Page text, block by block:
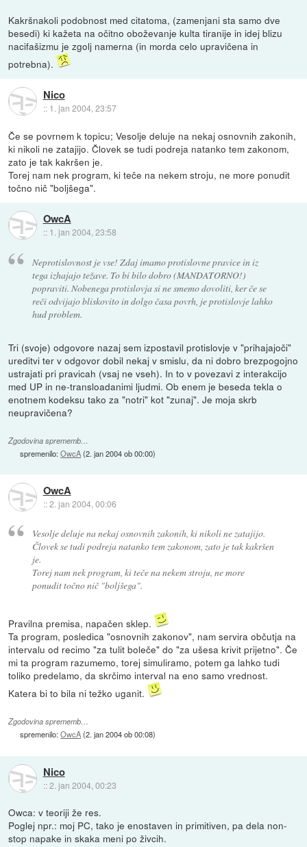
Kakršnakoli podobnost med citatoma, (zamenjani sta samo dve
besedi) ki kažeta na očitno oboževanje kulta tiranije in idej blizu
nacifašizmu je zgolj namerna (in morda celo upravičena in
potrebna).
Nico
:: 1. jan 2004, 23:57
Če se povrnem k topicu; Vesolje deluje na nekaj osnovnih zakonih,
ki nikoli ne zatajijo. Človek se tudi podreja natanko tem zakonom,
zato je tak kakršen je.
Torej nam nek program, ki teče na nekem stroju, ne more ponudit
točno nič "boljšega".
OwcA
:: 1. jan 2004, 23:58
Neprotislovnost je vse! Zdaj imamo protislovne pravice in iz
tega izhajajo težave. To bi bilo dobro (MANDATORNO!)
popraviti. Nobenega protislovja si ne smemo dovoliti, ker če se
reči odvijajo bliskovito in dolgo časa povrh, je protislovje lahko
hud problem.
Tri (svoje) odgovore nazaj sem izpostavil protislovje v "prihajajoči"
ureditvi ter v odgovor dobil nekaj v smislu, da ni dobro brezpogojno
ustrajati pri pravicah (vsaj ne vseh). In to v povezavi z interakcijo
med UP in ne-transloadanimi ljudmi. Ob enem je beseda tekla o
enotnem kodeksu tako za "notri" kot "zunaj". Je moja skrb
neupravičena?
Zgodovina sprememb…
spremenilo:OwcA(2. jan 2004 ob 00:00)
OwcA
::2. jan 2004, 00:06
Vesolje deluje na nekaj osnovnih zakonih, ki nikoli ne zatajijo.
Človek se tudi podreja natanko tem zakonom, zato je tak kakršen
je.
Torej nam nek program, ki teče na nekem stroju, ne more
ponudit točno nič "boljšega".
Pravilna premisa, napačen sklep.
Ta program, posledica "osnovnih zakonov", nam servira občutja na
intervalu od recimo "za tulit boleče" do "za ušesa krivit prijetno". Če
mi ta program razumemo, torej simuliramo, potem ga lahko tudi
toliko predelamo, da skrčimo interval na eno samo vrednost.
Katera bi to bila ni težko uganit.
Zgodovina sprememb…
spremenilo:OwcA(2. jan 2004 ob 00:08)
Nico
::2. jan 2004, 00:23
Owca: v teoriji že res.
Poglej npr.: moj PC, tako je enostaven in primitiven, pa dela non-
stop napake in skaka meni po živcih.